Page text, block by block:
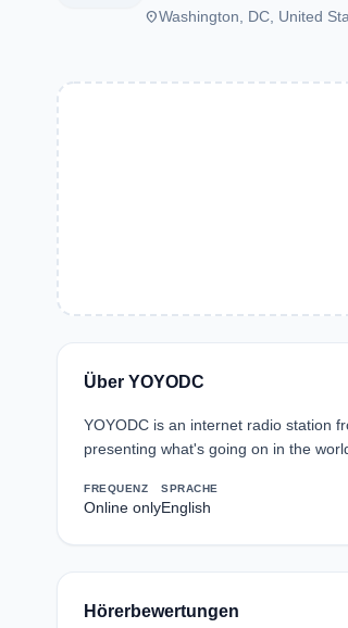
placeWashington, DC, United
Über YOYODC
YOYODC is an internet radio station
presenting what's going on in the
FREQUENZ
Online only
SPRACHE
English
Hörerbewertungen